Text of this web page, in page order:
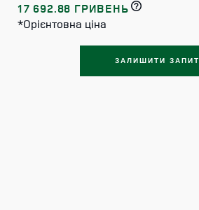
17 692.88 ГРИВЕНЬ
*Орієнтовна ціна
ЗАЛИШИТИ ЗАПИТ